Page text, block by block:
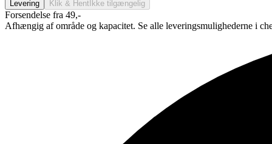
Levering Klik & Hent Ikke tilgængelig
Forsendelse fra 49,-
Afhængig af område og kapacitet. Se alle leveringsmulighederne i